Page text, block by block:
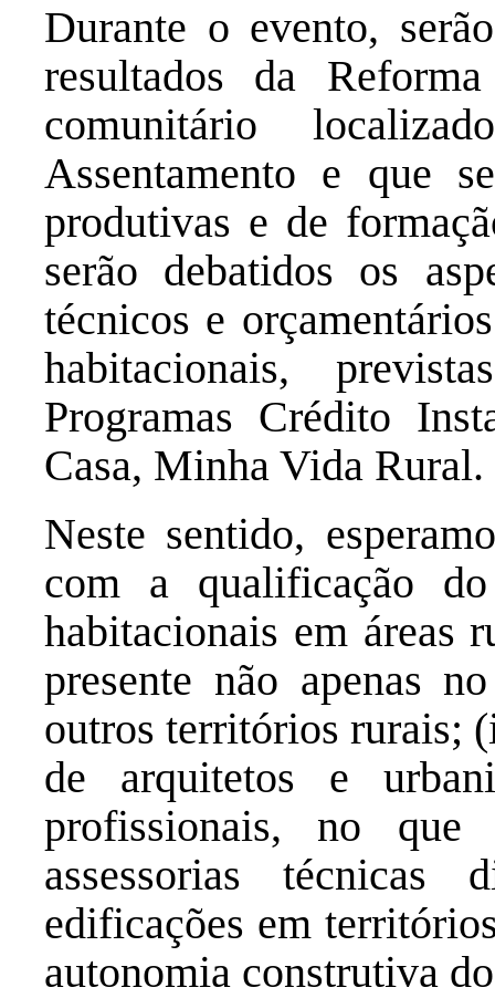
Durante o evento,
resultados da
comunitário
Assentamento e que
produtivas e de
serão debatidos os
técnicos e
habitacionais,
Programas Crédito
Casa, Minha Vida Rural.
Neste sentido,
com a qualificação
habitacionais em áreas
presente não apenas
outros territórios rurais;
de arquitetos e
profissionais, no
assessorias técnicas
edificações em
autonomia construtiva